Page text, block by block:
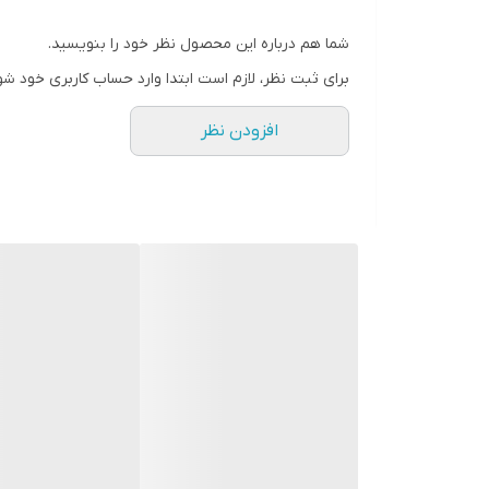
40متر کابل رایگان
پاور 10آمپر
12 عدد فیش BNC
شما هم درباره این محصول نظر خود را بنویسید.
برای ثبت نظر، لازم است ابتدا وارد حساب کاربری خود
افزودن نظر